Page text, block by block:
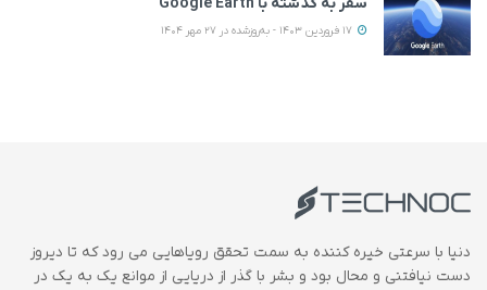
دنیا با سرعتی خیره کننده به سمت تحقق رویاهایی می رود که تا دیروز
دست نیافتنی و محال بود و بشر با گذر از دریایی از موانع یک به یک در